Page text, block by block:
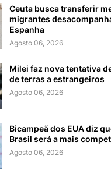
Ceuta busca transferir
migrantes
Espanha
Agosto 06, 2026
Milei faz nova tentativa
de terras a estrangeiros
Agosto 06, 2026
Bicampeã dos EUA diz
Brasil será a mais
Agosto 06, 2026